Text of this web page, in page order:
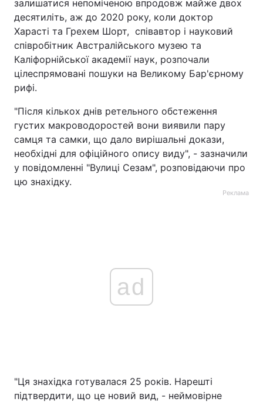
залишатися непоміченою впродовж майже двох
десятиліть, аж до 2020 року, коли доктор
Харасті та Грехем Шорт, співавтор і науковий
співробітник Австралійського музею та
Каліфорнійської академії наук, розпочали
цілеспрямовані пошуки на Великому Бар'єрному
рифі.
"Після кількох днів ретельного обстеження
густих макроводоростей вони виявили пару
самця та самки, що дало вирішальні докази,
необхідні для офіційного опису виду", - зазначили
у повідомленні "Вулиці Сезам", розповідаючи про
цю знахідку.
Реклама
ad
"Ця знахідка готувалася 25 років. Нарешті
підтвердити, що це новий вид, - неймовірне